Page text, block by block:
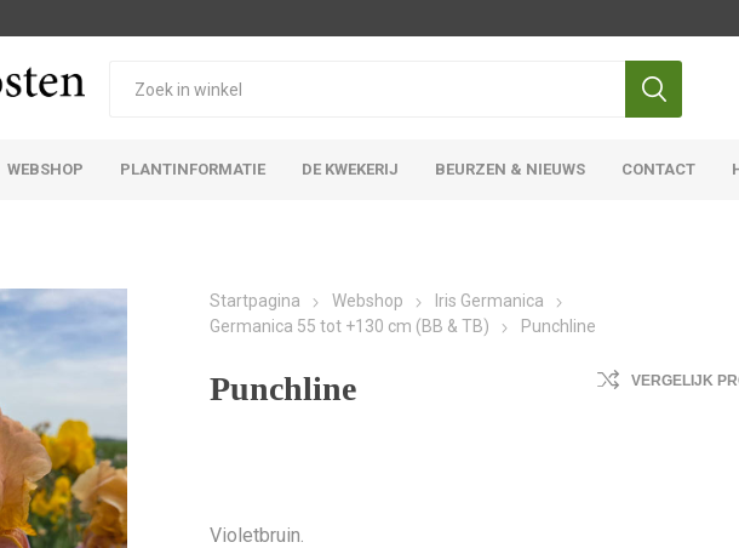
WEBSHOP PLANTINFORMATIE DE KWEKERIJ BEURZEN & NIEUWS CONTACT
Startpagina Webshop
Iris Germanica
Germanica 55 tot +130 cm (BB & TB)
Punchline
Punchline VERGELIJK
Violetbruin.